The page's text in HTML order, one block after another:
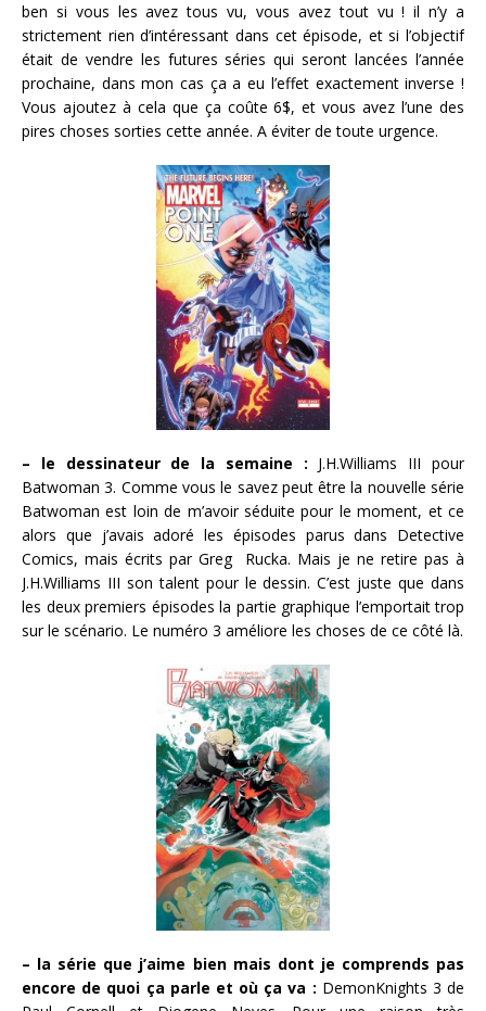
ben si vous les avez tous vu, vous avez tout vu ! il n’y a
strictement rien d’intéressant dans cet épisode, et si l’objectif
était de vendre les futures séries qui seront lancées l’année
prochaine, dans mon cas ça a eu l’effet exactement inverse !
Vous ajoutez à cela que ça coûte 6$, et vous avez l’une des
pires choses sorties cette année. A éviter de toute urgence.
– le dessinateur de la semaine : J.H.Williams III pour
Batwoman 3. Comme vous le savez peut être la nouvelle série
Batwoman est loin de m’avoir séduite pour le moment, et ce
alors que j’avais adoré les épisodes parus dans Detective
Comics, mais écrits par Greg Rucka. Mais je ne retire pas à
J.H.Williams III son talent pour le dessin. C’est juste que dans
les deux premiers épisodes la partie graphique l’emportait trop
sur le scénario. Le numéro 3 améliore les choses de ce côté là.
– la série que j’aime bien mais dont je comprends pas
encore de quoi ça parle et où ça va : DemonKnights 3 de